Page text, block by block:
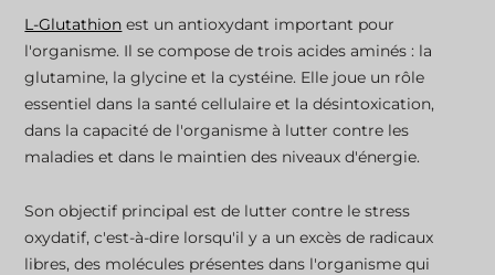
L-Glutathion est un antioxydant important pour
l'organisme. Il se compose de trois acides aminés : la
glutamine, la glycine et la cystéine. Elle joue un rôle
essentiel dans la santé cellulaire et la désintoxication,
dans la capacité de l'organisme à lutter contre les
maladies et dans le maintien des niveaux d'énergie.
Son objectif principal est de lutter contre le stress
oxydatif, c'est-à-dire lorsqu'il y a un excès de radicaux
libres, des molécules présentes dans l'organisme qui
dont vous avez besoin ?